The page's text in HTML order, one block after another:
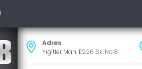
Adres
Yiğitler Mah. E226 Sk. No:8